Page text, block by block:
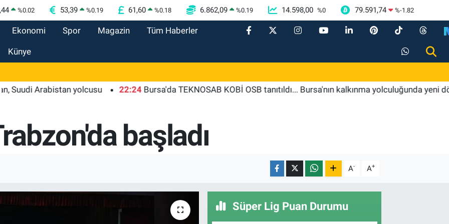
%0.02 53,39 %0.19 61,60 %0.18 6.862,09 %0.19 14.598,00 %0 79.591,74 %-1.82
Ekonomi Spor Magazin Tüm Haberler
Künye
Arabistan yolcusu 22:24 Bursa'da TEKNOSAB KOBİ OSB tanıtıldı... Bursa'nın kalkınma yolculuğunda yeni dönem
başladı
A- A+
Süper Lig Puan Durumu